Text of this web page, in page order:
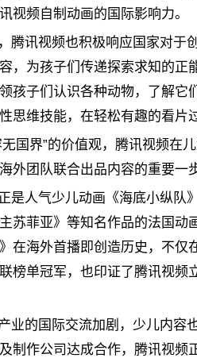
视频自制动画的国际影响力。
腾讯视频也积极响应国家对于
，为孩子们传递探索求知的
孩子们认识各种动物，了解
思维技能，在轻松有趣的看片
国界”的价值观，腾讯视频在
外团队联合出品内容的重要一
是人气少儿动画《海底小纵队
苏菲亚》等知名作品的法国动
在海外首播即创造历史，不仅
榜单冠军，也印证了腾讯视
业的国际交流加剧，少儿内容
制作公司达成合作，腾讯视